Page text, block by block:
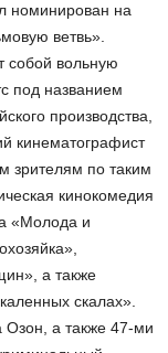
номинирован на
ветвь».
собой вольную
под названием
производства,
кинематографист
зрителям по таким
кинокомедия
«Молода и
а также
скалах».
Озон, а также 47-ми